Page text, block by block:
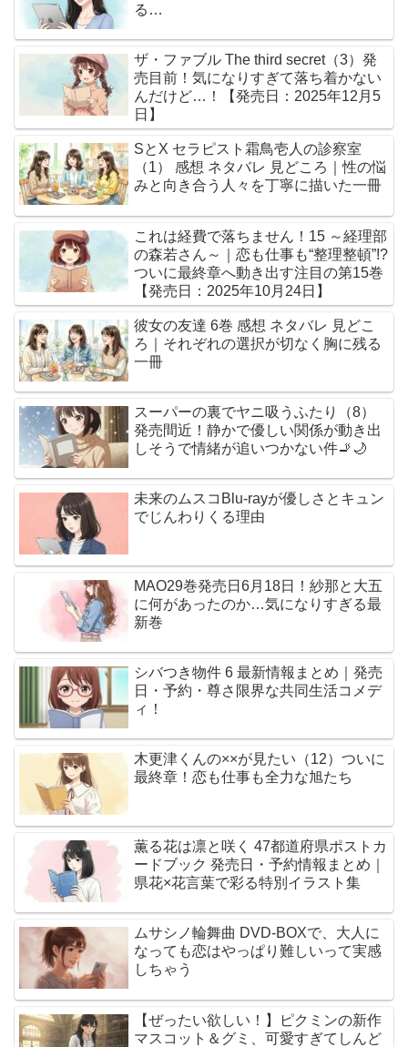
る…
ザ・ファブル The third secret（3）発
売目前！気になりすぎて落ち着かない
んだけど…！【発売日：2025年12月5
日】
SとX セラピスト霜鳥壱人の診察室
（1） 感想 ネタバレ 見どころ｜性の悩
みと向き合う人々を丁寧に描いた一冊
これは経費で落ちません！15 ～経理部
の森若さん～｜恋も仕事も“整理整頓”!?
ついに最終章へ動き出す注目の第15巻
【発売日：2025年10月24日】
彼女の友達 6巻 感想 ネタバレ 見どこ
ろ｜それぞれの選択が切なく胸に残る
一冊
スーパーの裏でヤニ吸うふたり（8）
発売間近！静かで優しい関係が動き出
しそうで情緒が追いつかない件🚬🌙
未来のムスコBlu-rayが優しさとキュン
でじんわりくる理由
MAO29巻発売日6月18日！紗那と大五
に何があったのか…気になりすぎる最
新巻
シバつき物件 6 最新情報まとめ｜発売
日・予約・尊さ限界な共同生活コメデ
ィ！
木更津くんの××が見たい（12）ついに
最終章！恋も仕事も全力な旭たち
薫る花は凛と咲く 47都道府県ポストカ
ードブック 発売日・予約情報まとめ｜
県花×花言葉で彩る特別イラスト集
ムサシノ輪舞曲 DVD-BOXで、大人に
なっても恋はやっぱり難しいって実感
しちゃう
【ぜったい欲しい！】ピクミンの新作
マスコット＆グミ、可愛すぎてしんど